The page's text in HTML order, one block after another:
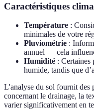
Caractéristiques
Température :
minimales de votre
Pluviométrie :
annuel — cela
Humidité : Certaines
humide, tandis que
L'analyse du sol fournit des
concernant le drainage, la
varier significativement en